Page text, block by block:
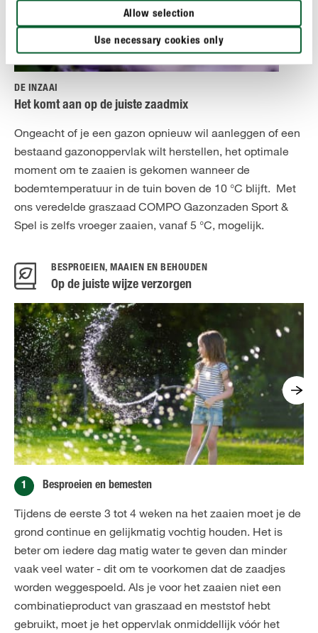
Allow selection
Use necessary cookies only
DE INZAAI
Het komt aan op de juiste zaadmix
Ongeacht of je een gazon opnieuw wil aanleggen of een
bestaand gazonoppervlak wilt herstellen, het optimale
moment om te zaaien is gekomen wanneer de
bodemtemperatuur in de tuin boven de 10 °C blijft. Met
ons veredelde graszaad COMPO Gazonzaden Sport &
Spel is zelfs vroeger zaaien, vanaf 5 °C, mogelijk.
BESPROEIEN, MAAIEN EN BEHOUDEN
Op de juiste wijze verzorgen
1 Besproeien en bemesten
Tijdens de eerste 3 tot 4 weken na het zaaien moet je de
grond continue en gelijkmatig vochtig houden. Het is
beter om iedere dag matig water te geven dan minder
vaak veel water - dit om te voorkomen dat de zaadjes
worden weggespoeld. Als je voor het zaaien niet een
combinatieproduct van graszaad en meststof hebt
gebruikt, moet je het oppervlak onmiddellijk vóór het